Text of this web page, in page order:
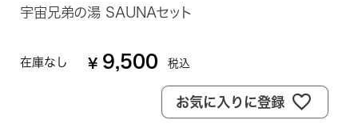
宇宙兄弟の湯 SAUNAセット
在庫なし ¥ 9,500 税込
お気に入りに登録